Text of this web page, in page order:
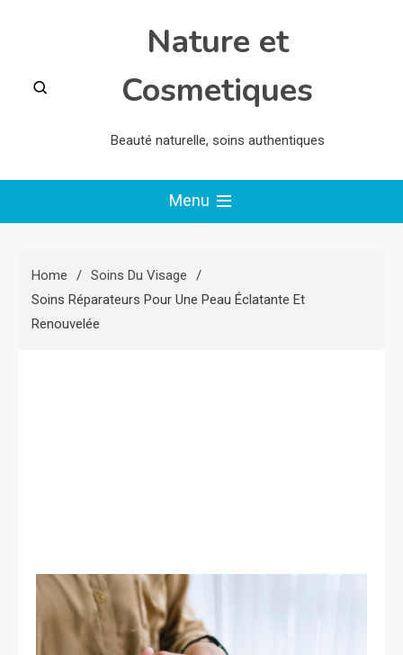
Nature et
Cosmetiques
Beauté naturelle, soins authentiques
Menu
Home
Soins Du Visage
Soins Réparateurs Pour Une Peau Éclatante Et
Renouvelée